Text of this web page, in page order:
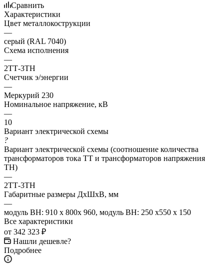
Сравнить
Характеристики
Цвет металлокострукции
—
серый (RAL 7040)
Схема исполнения
—
2ТТ-3ТН
Счетчик э/энергии
—
Меркурий 230
Номинальное напряжение, кВ
—
10
Вариант электрической схемы
?
Вариант электрической схемы (соотношение количества
трансформаторов тока ТТ и трансформаторов напряжения
ТН)
—
2ТТ-3ТН
Габаритные размеры ДхШхВ, мм
—
модуль ВН: 910 х 800х 960, модуль ВН: 250 х550 х 150
Все характеристики
от 342 323 ₽
Нашли дешевле?
Подробнее